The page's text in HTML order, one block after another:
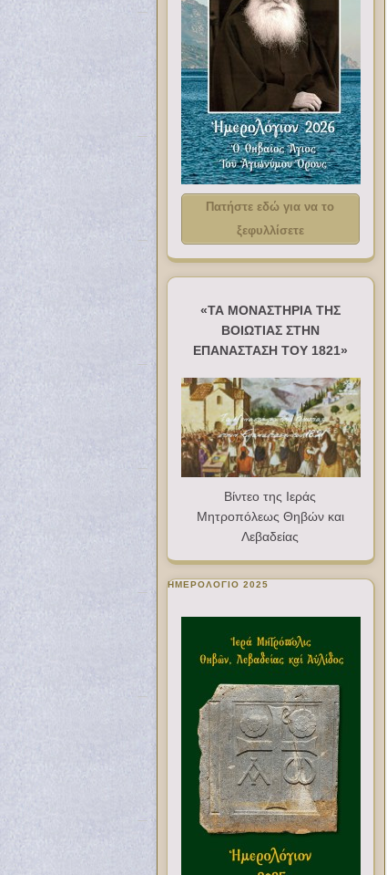
Πατήστε εδώ για να το
ξεφυλλίσετε
«ΤΑ ΜΟΝΑΣΤΗΡΙΑ ΤΗΣ
ΒΟΙΩΤΙΑΣ ΣΤΗΝ
ΕΠΑΝΑΣΤΑΣΗ ΤΟΥ 1821»
Βίντεο της Ιεράς
Μητροπόλεως Θηβών και
Λεβαδείας
ΗΜΕΡΟΛΟΓΙΟ 2025